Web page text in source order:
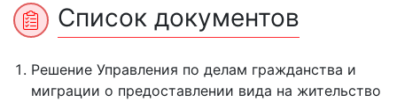
Список документов
Решение Управления по делам гражданства и
миграции о предоставлении вида на жительство